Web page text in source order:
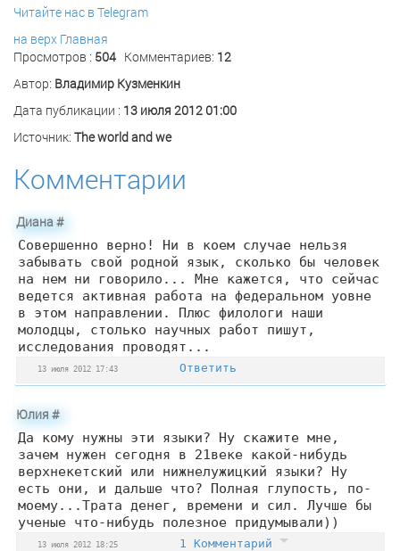
Читайте нас в Telegram
на верх Главная
Просмотров : 504 Комментариев: 12
Автор: Владимир Кузменкин
Дата публикации : 13 июля 2012 01:00
Источник: The world and we
Комментарии
Диана#
Совершенно верно! Ни в коем случае нельзя
забывать свой родной язык, сколько бы человек
на нем ни говорило... Мне кажется, что сейчас
ведется активная работа на федеральном уовне
в этом направлении. Плюс филологи наши
молодцы, столько научных работ пишут,
исследования проводят...
13 июля 2012 17:43 Ответить
Юлия#
Да кому нужны эти языки? Ну скажите мне,
зачем нужен сегодня в 21веке какой-нибудь
верхнекетский или нижнелужицкий языки? Ну
есть они, и дальше что? Полная глупость, по-
моему...Трата денег, времени и сил. Лучше бы
ученые что-нибудь полезное придумывали))
13 июля 2012 18:25
1 Комментарий